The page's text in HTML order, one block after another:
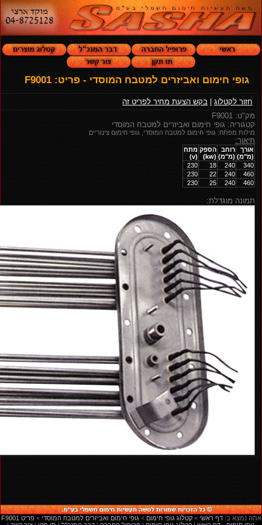
גופי חימום ואביזרים למטבח המוסדי - פריט: F9001
חזור לקטלוג
בקש הצעת מחיר לפריט זה
מק"ט: F9001
קטגוריה: גופי חימום ואביזרים למטבח המוסדי
מילות מפתח: גופי חימום למטבח המוסדי, גופי חימום צינוריים
תיאור:
אורך
(מ"מ)
רוחב
(מ"מ)
הספק
(kw)
מתח
(v)
340
240
18
230
460
240
22
230
460
240
25
230
תמונה מוגדלת:
:אתה נמצא ב דף ראשי <קטלוג גופי חימום < גופי חימום ואביזרים למטבח המוסדי < F9001 פריט